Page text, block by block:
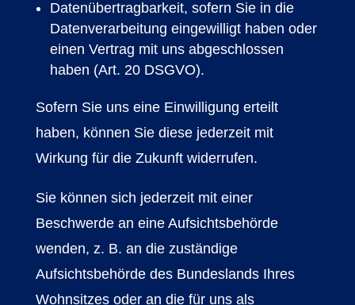
Datenübertragbarkeit, sofern Sie in die
Datenverarbeitung eingewilligt haben oder
einen Vertrag mit uns abgeschlossen
haben (Art. 20 DSGVO).
Sofern Sie uns eine Einwilligung erteilt
haben, können Sie diese jederzeit mit
Wirkung für die Zukunft widerrufen.
Sie können sich jederzeit mit einer
Beschwerde an eine Aufsichtsbehörde
wenden, z. B. an die zuständige
Aufsichtsbehörde des Bundeslands Ihres
Wohnsitzes oder an die für uns als